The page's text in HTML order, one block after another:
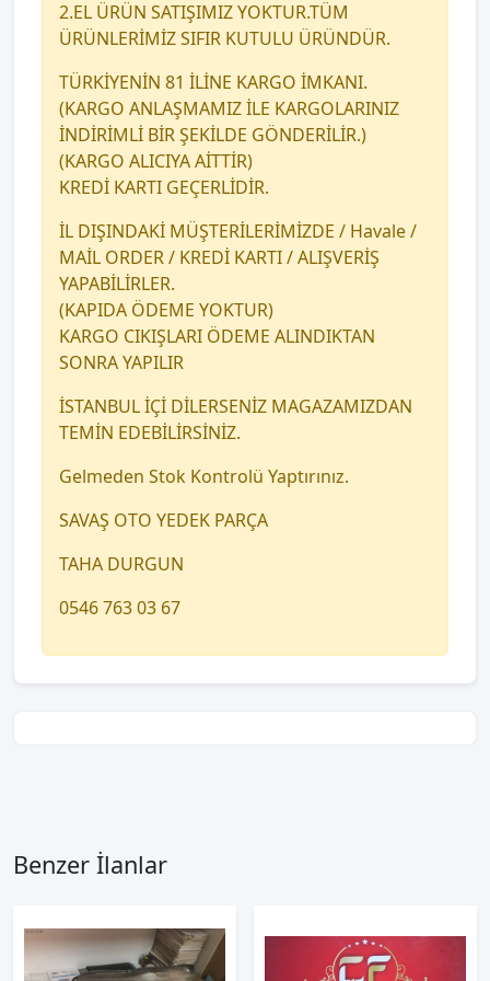
2.EL ÜRÜN SATIŞIMIZ YOKTUR.TÜM
ÜRÜNLERİMİZ SIFIR KUTULU ÜRÜNDÜR.
TÜRKİYENİN 81 İLİNE KARGO İMKANI.
(KARGO ANLAŞMAMIZ İLE KARGOLARINIZ
İNDİRİMLİ BİR ŞEKİLDE GÖNDERİLİR.)
(KARGO ALICIYA AİTTİR)
KREDİ KARTI GEÇERLİDİR.
İL DIŞINDAKİ MÜŞTERİLERİMİZDE / Havale /
MAİL ORDER / KREDİ KARTI / ALIŞVERİŞ
YAPABİLİRLER.
(KAPIDA ÖDEME YOKTUR)
KARGO CIKIŞLARI ÖDEME ALINDIKTAN
SONRA YAPILIR
İSTANBUL İÇİ DİLERSENİZ MAGAZAMIZDAN
TEMİN EDEBİLİRSİNİZ.
Gelmeden Stok Kontrolü Yaptırınız.
SAVAŞ OTO YEDEK PARÇA
TAHA DURGUN
0546 763 03 67
Benzer İlanlar